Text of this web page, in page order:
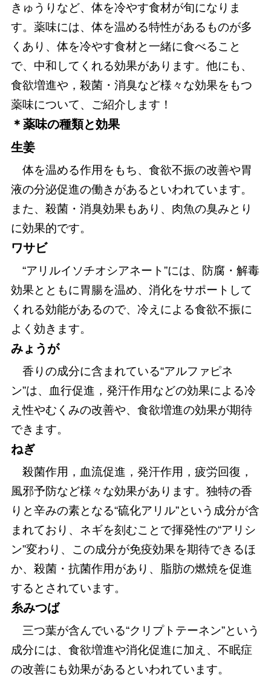
きゅうりなど、体を冷やす食材が旬になりま
す。薬味には、体を温める特性があるものが多
くあり、体を冷やす食材と一緒に食べること
で、中和してくれる効果があります。他にも、
食欲増進や，殺菌・消臭など様々な効果をもつ
薬味について、ご紹介します！
＊薬味の種類と効果
生姜
体を温める作用をもち、食欲不振の改善や胃
液の分泌促進の働きがあるといわれています。
また、殺菌・消臭効果もあり、肉魚の臭みとり
に効果的です。
ワサビ
“アリルイソチオシアネート”には、防腐・解毒
効果とともに胃腸を温め、消化をサポートして
くれる効能があるので、冷えによる食欲不振に
よく効きます。
みょうが
香りの成分に含まれている“アルファピネ
ン”は、血行促進，発汗作用などの効果による冷
え性やむくみの改善や、食欲増進の効果が期待
できます。
ねぎ
殺菌作用，血流促進，発汗作用，疲労回復，
風邪予防など様々な効果があります。独特の香
りと辛みの素となる“硫化アリル”という成分が含
まれており、ネギを刻むことで揮発性の“アリシ
ン”変わり、この成分が免疫効果を期待できるほ
か、殺菌・抗菌作用があり、脂肪の燃焼を促進
するとされています。
糸みつば
三つ葉が含んでいる“クリプトテーネン”という
成分には、食欲増進や消化促進に加え、不眠症
の改善にも効果があるといわれています。